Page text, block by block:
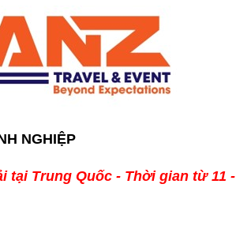
NGHIỆP
tại Trung Quốc - Thời gian từ 11 -